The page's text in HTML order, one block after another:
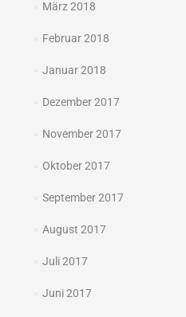
März 2018
Februar 2018
Januar 2018
Dezember 2017
November 2017
Oktober 2017
September 2017
August 2017
Juli 2017
Juni 2017